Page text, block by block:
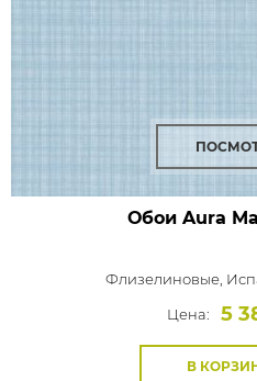
Обои Aura
Флизелиновые,
Цена:
5
В